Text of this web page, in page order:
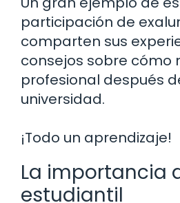
participación de
comparten sus
consejos sobre cómo
profesional después
universidad.
¡Todo un aprendizaje!
La importancia
estudiantil